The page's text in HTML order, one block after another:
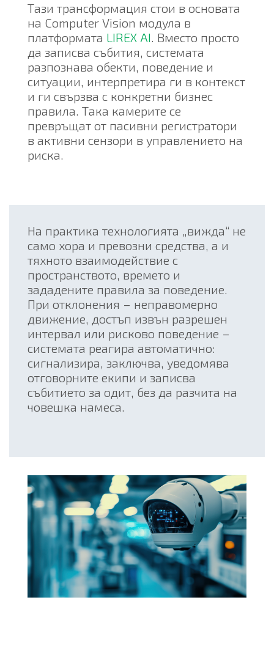
Тази трансформация стои в основата
на Computer Vision модула в
платформата LIREX AI. Вместо просто
да записва събития, системата
разпознава обекти, поведение и
ситуации, интерпретира ги в контекст
и ги свързва с конкретни бизнес
правила. Така камерите се
превръщат от пасивни регистратори
в активни сензори в управлението на
риска.
На практика технологията „вижда“ не
само хора и превозни средства, а и
тяхното взаимодействие с
пространството, времето и
зададените правила за поведение.
При отклонения – неправомерно
движение, достъп извън разрешен
интервал или рисково поведение –
системата реагира автоматично:
сигнализира, заключва, уведомява
отговорните екипи и записва
събитието за одит, без да разчита на
човешка намеса.